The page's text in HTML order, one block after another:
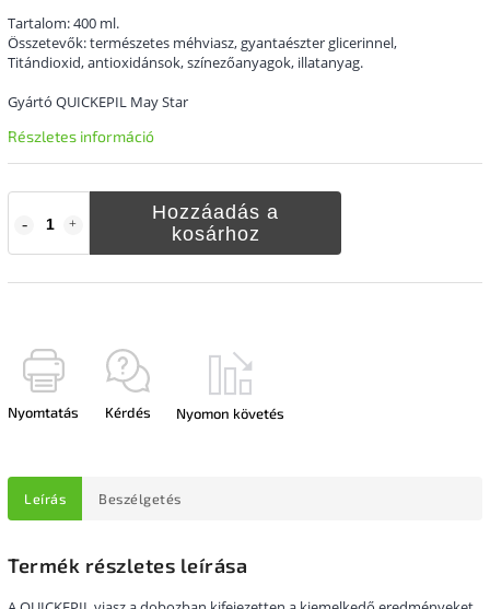
Hozzáadás a
kosárhoz
Tartalom: 400 ml.
Összetevők: természetes méhviasz, gyantaészter glicerinnel,
Titándioxid, antioxidánsok, színezőanyagok, illatanyag.
Gyártó QUICKEPIL May Star
Részletes információ
Nyomtatás Kérdés Nyomon követés
Leírás Beszélgetés
Termék részletes leírása